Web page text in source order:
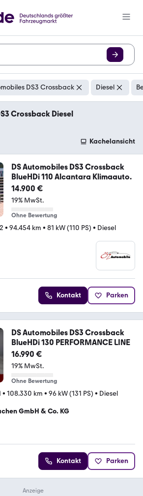
DS3 Crossback Diesel
Crossback Diesel
Kachelansicht
DS Automobiles DS3 Crossback
BlueHDi 110 Alcantara Klimaauto.
14.900 €
19% MwSt.
Ohne Bewertung
• 94.454 km • 81 kW (110 PS) • Diesel
Kontakt Parken
DS Automobiles DS3 Crossback
BlueHDi 130 PERFORMANCE LINE
16.990 €
19% MwSt.
Ohne Bewertung
• 108.330 km • 96 kW (131 PS) • Diesel
GmbH & Co. KG
Kontakt Parken